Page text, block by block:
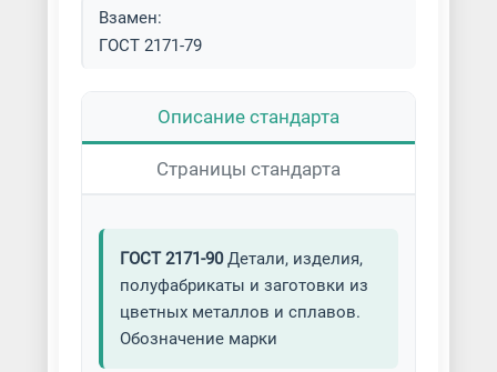
Взамен:
ГОСТ 2171-79
Описание стандарта
Страницы стандарта
ГОСТ 2171-90Детали, изделия,
полуфабрикаты и заготовки из
цветных металлов и сплавов.
Обозначение марки